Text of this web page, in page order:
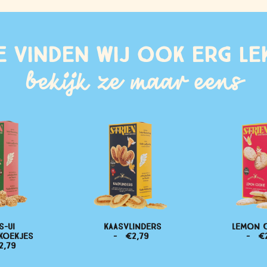
vinden wij ook erg
bekijk ze maar eens
UI
KAASVLINDERS
€2,79
LEMON
€